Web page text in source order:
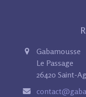
Gabamousse
Le Passage
26420 Saint-